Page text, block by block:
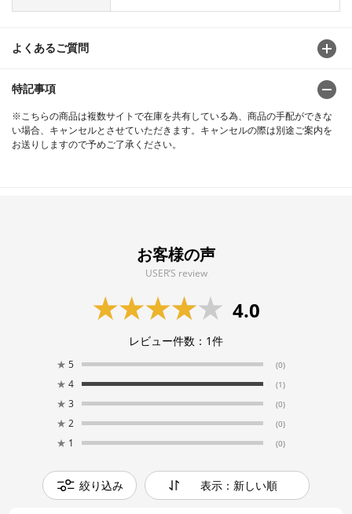
よくあるご質問
特記事項
※こちらの商品は複数サイトで在庫を共有している為、商品の手配ができな
い場合、キャンセルとさせていただきます。キャンセルの際は別途ご案内を
お送りしますので予めご了承ください。
お客様の声
USER’S review
4.0
レビュー件数： 1件
★ 5 (0)
★ 4 (1)
★ 3 (0)
★ 2 (0)
★ 1 (0)
絞り込み 表示：新しい順